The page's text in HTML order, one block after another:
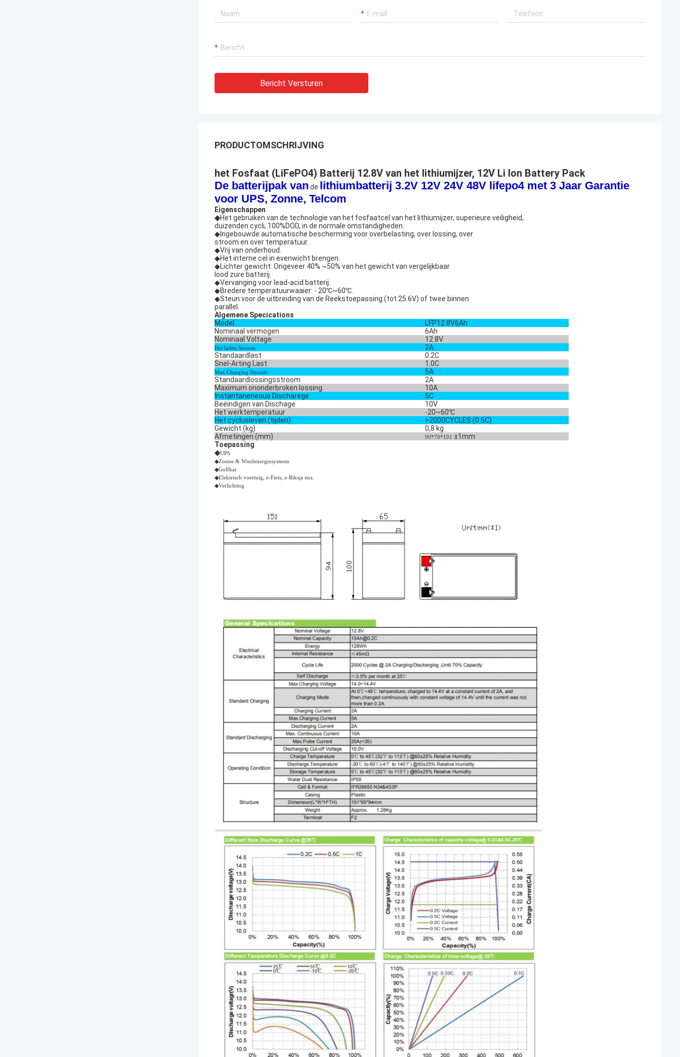
Bericht Versturen
PRODUCTOMSCHRIJVING
het Fosfaat (LiFePO4) Batterij 12.8V van het lithiumijzer, 12V Li Ion Battery Pack
De batterijpak van de lithiumbatterij 3.2V 12V 24V 48V lifepo4met 3 Jaar Garantie
voor UPS, Zonne, Telcom
Eigenschappen
◆Het gebruiken van de technologie van het fosfaatcel van het lithiumijzer, superieure veiligheid,
duizenden cycli, 100%DOD, in de normale omstandigheden.
◆Ingebouwde automatische bescherming voor overbelasting, over lossing, over
stroom en over temperatuur.
◆Vrij van onderhoud.
◆Het interne cel in evenwicht brengen.
◆Lichter gewicht: Ongeveer 40% ~50% van het gewicht van vergelijkbaar
lood zure batterij.
◆Vervanging voor lead-acid batterij.
◆Bredere temperatuurwaaier: - 20℃~60℃.
◆Steun voor de uitbreiding van de Reekstoepassing (tot 25.6V) of twee binnen
parallel.
Algemene Specications
Model
LFP12.8V6Ah
Nominaal vermogen
6Ah
Nominaal Voltage
12.8V
Het laden Stroom
2A
Standaardlast
0.2C
Snel-Arting Last
1.0C
Max.Charging Stroom
5A
Standaardlossingsstroom
2A
Maximum ononderbroken lossing
10A
Instantaneneous Discharege
5C
Beëindigen van Dischage
10V
Het werktemperatuur
-20~60℃
Het cyclusleven (tijden)
>2000CYCLES (0.5C)
Gewicht (kg)
0,8 kg
Afmetingen (mm)
90*70*101 ±1mm
Toepassing
◆UPS
◆Zonne & Windenergiesysteem
◆Golfkar
◆Elektrisch voertuig, e-Fiets, e-Riksja enz.
◆Verlichting